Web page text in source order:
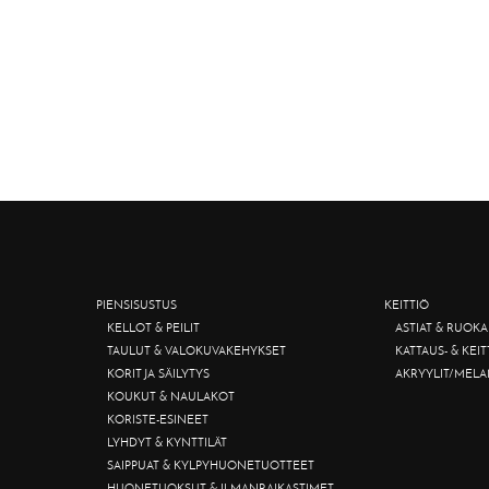
PIENSISUSTUS
KELLOT & PEILIT
TAULUT & VALOKUVAKEHYKSET
KORIT JA SÄILYTYS
KOUKUT & NAULAKOT
KORISTE-ESINEET
LYHDYT & KYNTTILÄT
SAIPPUAT & KYLPYHUONETUOTTEET
KEITTIÖ
ASTIAT &
KATTAUS- &
AKRYYLIT/